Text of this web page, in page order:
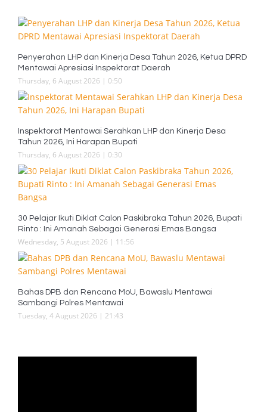
Penyerahan LHP dan Kinerja Desa Tahun 2026, Ketua DPRD
Mentawai Apresiasi Inspektorat Daerah
Thursday, 6 August 2026 | 0:50
Inspektorat Mentawai Serahkan LHP dan Kinerja Desa
Tahun 2026, Ini Harapan Bupati
Thursday, 6 August 2026 | 0:30
30 Pelajar Ikuti Diklat Calon Paskibraka Tahun 2026, Bupati
Rinto : Ini Amanah Sebagai Generasi Emas Bangsa
Wednesday, 5 August 2026 | 11:56
Bahas DPB dan Rencana MoU, Bawaslu Mentawai
Sambangi Polres Mentawai
Tuesday, 4 August 2026 | 21:43